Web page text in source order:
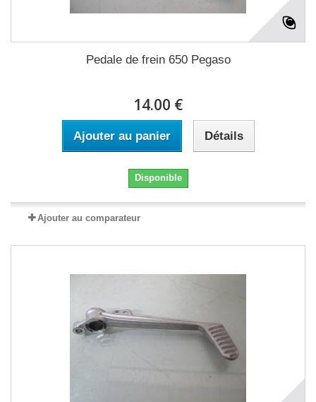
Pedale de frein 650 Pegaso
14.00 €
Ajouter au panier Détails
Disponible
Ajouter au comparateur